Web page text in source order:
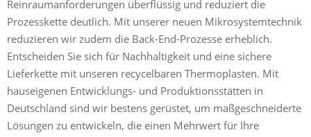
Reinraumanforderungen überflüssig und reduziert die
Prozesskette deutlich. Mit unserer neuen Mikrosystemtechnik
reduzieren wir zudem die Back-End-Prozesse erheblich.
Entscheiden Sie sich für Nachhaltigkeit und eine sichere
Lieferkette mit unseren recycelbaren Thermoplasten. Mit
hauseigenen Entwicklungs- und Produktionsstätten in
Deutschland sind wir bestens gerüstet, um maßgeschneiderte
Lösungen zu entwickeln, die einen Mehrwert für Ihre